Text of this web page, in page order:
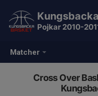
Matcher
Pojkar 2010-
Cross Over